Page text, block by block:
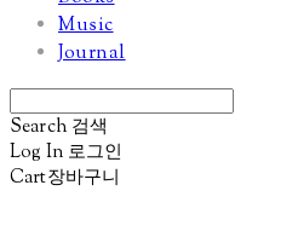
Music
Journal
Search 검색
Log In 로그인
Cart장바구니